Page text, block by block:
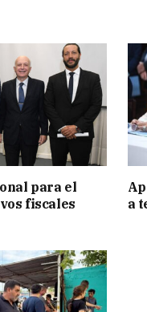
para el
fiscales
a